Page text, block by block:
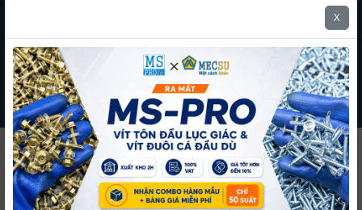
Giác
Lock
(Spring
Plunger)
Xem tất cả danh mục
Thương hiệu nổi bật
X